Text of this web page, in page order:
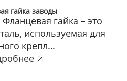
гайка заводы
гайка – это
используемая для
крепл...
🡥